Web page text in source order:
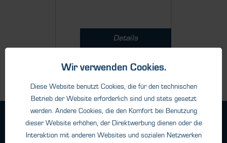
Details
Geschäftsbedingungen
Haftungsangaben
Wir verwenden Cookies.
Diese Website benutzt Cookies, die für den technischen
Betrieb der Website erforderlich sind und stets gesetzt
werden. Andere Cookies, die den Komfort bei Benutzung
dieser Website erhöhen, der Direktwerbung dienen oder die
Interaktion mit anderen Websites und sozialen Netzwerken